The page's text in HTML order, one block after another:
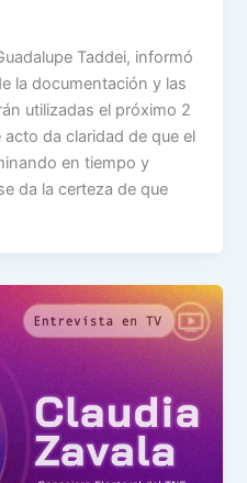
Taddei, informó
la documentación y las
utilizadas el próximo 2
da claridad de que el
en tiempo y
da la certeza de que